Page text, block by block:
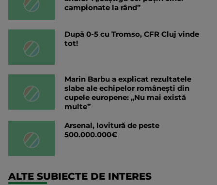
campionate la rând”
După 0-5 cu Tromso, CFR Cluj vinde
tot!
Marin Barbu a explicat rezultatele
slabe ale echipelor românești din
cupele europene: „Nu mai există
multe”
Arsenal, lovitură de peste
500.000.000€
ALTE SUBIECTE DE INTERES